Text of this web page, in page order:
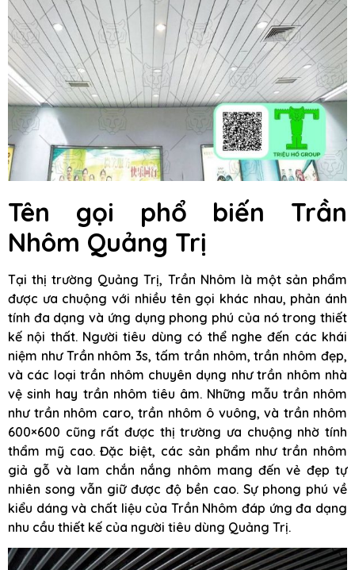
Tên gọi phổ biến Trần
Nhôm Quảng Trị
Tại thị trường Quảng Trị, Trần Nhôm là một sản phẩm
được ưa chuộng với nhiều tên gọi khác nhau, phản ánh
tính đa dạng và ứng dụng phong phú của nó trong thiết
kế nội thất. Người tiêu dùng có thể nghe đến các khái
niệm như Trần nhôm 3s, tấm trần nhôm, trần nhôm đẹp,
và các loại trần nhôm chuyên dụng như trần nhôm nhà
vệ sinh hay trần nhôm tiêu âm. Những mẫu trần nhôm
như trần nhôm caro, trần nhôm ô vuông, và trần nhôm
600×600 cũng rất được thị trường ưa chuộng nhờ tính
thẩm mỹ cao. Đặc biệt, các sản phẩm như trần nhôm
giả gỗ và lam chắn nắng nhôm mang đến vẻ đẹp tự
nhiên song vẫn giữ được độ bền cao. Sự phong phú về
kiểu dáng và chất liệu của Trần Nhôm đáp ứng đa dạng
nhu cầu thiết kế của người tiêu dùng Quảng Trị.